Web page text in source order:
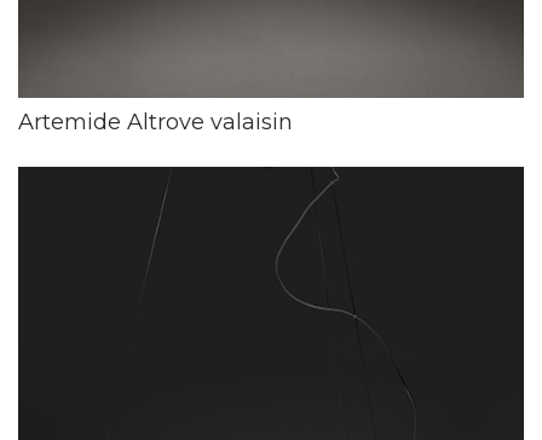
Artemide Altrove valaisin